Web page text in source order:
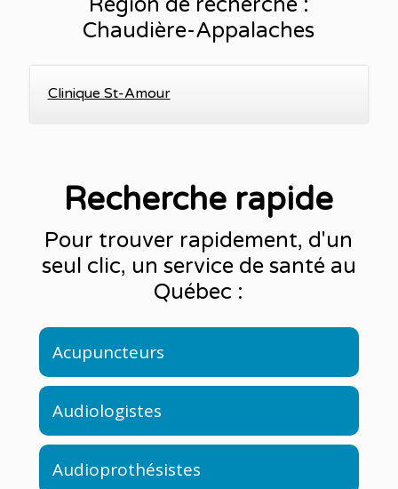
Chaudière-Appalaches
Clinique St-Amour
Recherche rapide
Pour trouver rapidement, d'un
seul clic, un service de santé au
Québec :
Acupuncteurs
Audiologistes
Audioprothésistes